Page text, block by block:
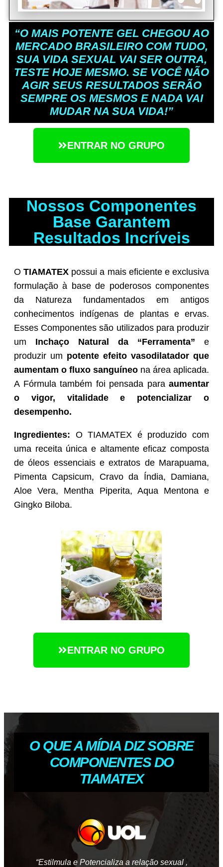
“O MAIS POTENTE GEL CHEGOU AO
MERCADO BRASILEIRO COM TUDO,
SUA VIDA SEXUAL VAI SER OUTRA,
TESTE HOJE MESMO. SE VOCÊ NÃO
AGIR SEUS RESULTADOS SERÃO
SEMPRE OS MESMOS E NADA VAI
MUDAR NA SUA VIDA!”
ENTRAR NO GRUPO
Nossos Componentes
Base Garantem
Resultados Incríveis
OTIAMATEX possui a mais eficiente e exclusiva
formulação à base de poderosos componentes
da Natureza fundamentados em antigos
conhecimentos indígenas de plantas e ervas.
Esses Componentes são utilizados para produzir
um Inchaço Natural da “Ferramenta” e
produzir um potente efeito vasodilatador que
aumentam o fluxo sanguíneo na área aplicada.
A Fórmula também foi pensada para aumentar
o vigor, vitalidade e potencializar o
desempenho.
Ingredientes: O TIAMATEX é produzido com
uma receita única e altamente eficaz composta
de óleos essenciais e extratos de Marapuama,
Pimenta Capsicum, Cravo da Índia, Damiana,
Aloe Vera, Mentha Piperita, Aqua Mentona e
Gingko Biloba.
ENTRAR NO GRUPO
O QUE A MÍDIA DIZ SOBRE
COMPONENTES DO
TIAMATEX
“Estilmula e Potencializa a relação sexual ,